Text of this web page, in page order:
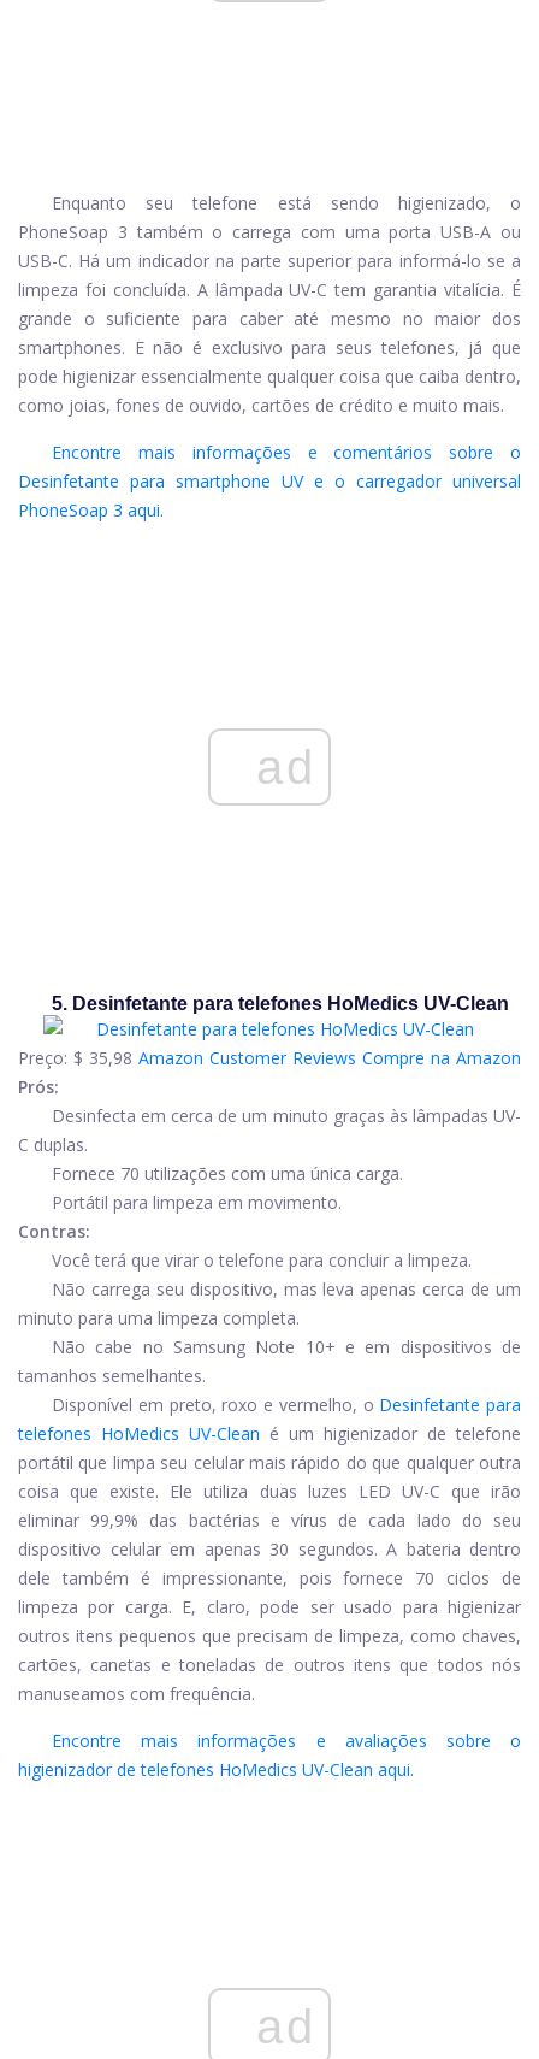
Enquanto seu telefone está sendo higienizado, o
PhoneSoap 3 também o carrega com uma porta USB-A ou
USB-C. Há um indicador na parte superior para informá-lo se a
limpeza foi concluída. A lâmpada UV-C tem garantia vitalícia. É
grande o suficiente para caber até mesmo no maior dos
smartphones. E não é exclusivo para seus telefones, já que
pode higienizar essencialmente qualquer coisa que caiba dentro,
como joias, fones de ouvido, cartões de crédito e muito mais.
Encontre mais informações e comentários sobre o
Desinfetante para smartphone UV e o carregador universal
PhoneSoap 3 aqui.
ad
5. Desinfetante para telefones HoMedics UV-Clean
Preço: $ 35,98 Amazon Customer Reviews Compre na Amazon
Prós:
Desinfecta em cerca de um minuto graças às lâmpadas UV-
C duplas.
Fornece 70 utilizações com uma única carga.
Portátil para limpeza em movimento.
Contras:
Você terá que virar o telefone para concluir a limpeza.
Não carrega seu dispositivo, mas leva apenas cerca de um
minuto para uma limpeza completa.
Não cabe no Samsung Note 10+ e em dispositivos de
tamanhos semelhantes.
Disponível em preto, roxo e vermelho, o Desinfetante para
telefones HoMedics UV-Clean é um higienizador de telefone
portátil que limpa seu celular mais rápido do que qualquer outra
coisa que existe. Ele utiliza duas luzes LED UV-C que irão
eliminar 99,9% das bactérias e vírus de cada lado do seu
dispositivo celular em apenas 30 segundos. A bateria dentro
dele também é impressionante, pois fornece 70 ciclos de
limpeza por carga. E, claro, pode ser usado para higienizar
outros itens pequenos que precisam de limpeza, como chaves,
cartões, canetas e toneladas de outros itens que todos nós
manuseamos com frequência.
Encontre mais informações e avaliações sobre o
higienizador de telefones HoMedics UV-Clean aqui.
ad